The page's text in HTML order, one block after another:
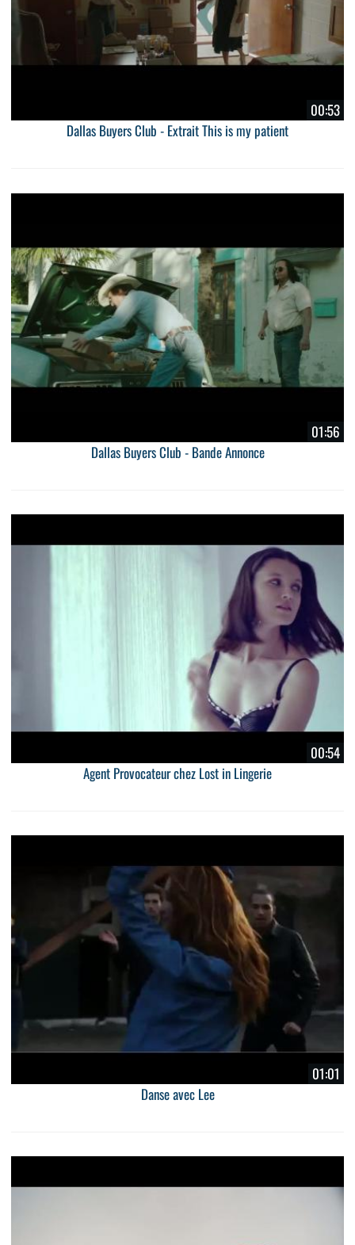
00:53
Dallas Buyers Club - Extrait This is my patient
01:56
Dallas Buyers Club - Bande Annonce
00:54
Agent Provocateur chez Lost in Lingerie
01:01
Danse avec Lee